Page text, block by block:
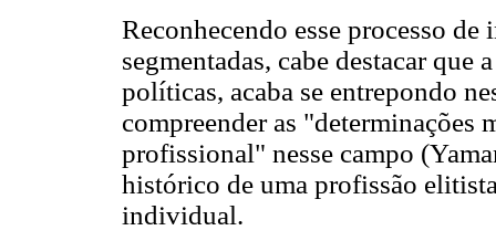
Reconhecendo esse processo
segmentadas, cabe destacar que
políticas, acaba se entrepondo
compreender as "determinações
profissional" nesse campo
histórico de uma profissão
individual.